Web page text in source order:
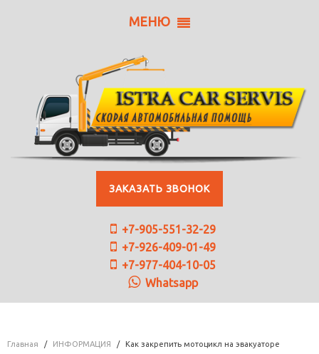
МЕНЮ
ЗАКАЗАТЬ ЗВОНОК
+7-905-551-32-29
+7-926-409-01-49
+7-977-404-10-05
Whatsapp
Главная ИНФОРМАЦИЯ Как закрепить мотоцикл на эвакуаторе